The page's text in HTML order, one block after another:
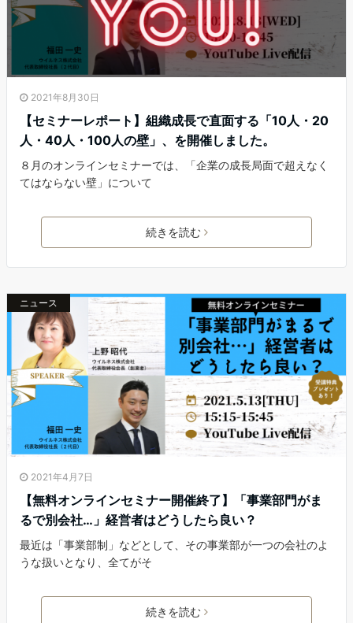
2021年8月30日
【セミナーレポート】組織成長で直面する「10人・20
人・40人・100人の壁」、を開催しました。
８月のオンラインセミナーでは、「企業の成長局面で超えなく
てはならない壁」について
続きを読む
ニュース
2021年4月7日
【無料オンラインセミナー開催終了】「事業部門がま
るで別会社…」経営者はどうしたら良い？
最近は「事業部制」などとして、その事業部が一つの会社のよ
うな扱いとなり、全てがそ
続きを読む